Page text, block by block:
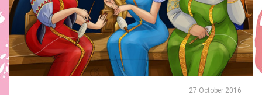
27 October 2016